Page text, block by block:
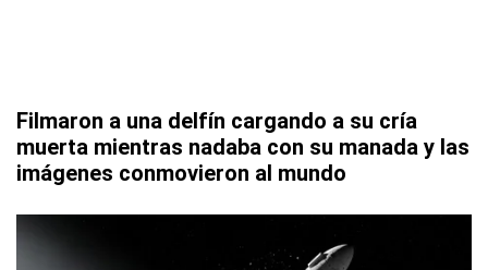
Filmaron a una delfín cargando a su cría
muerta mientras nadaba con su manada y las
imágenes conmovieron al mundo